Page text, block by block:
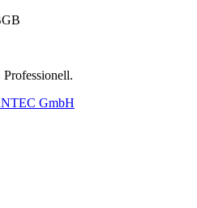
Professionell.